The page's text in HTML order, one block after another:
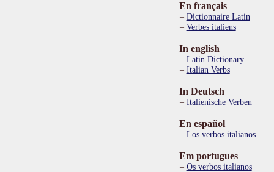
En français
Dictionnaire Latin
Verbes italiens
In english
Latin Dictionary
Italian Verbs
In Deutsch
Italienische Verben
En español
Los verbos italianos
Em portugues
Os verbos italianos